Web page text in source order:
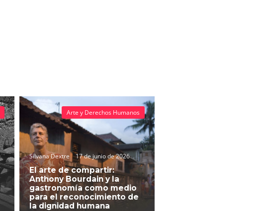
Silvana Dextre 17 de junio de 2026
El arte de compartir:
Anthony Bourdain y la
gastronomía como medio
para el reconocimiento de
la dignidad humana
Arte y Derechos Humanos